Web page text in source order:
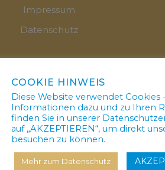
Impressum
Datenschutz
COOKIE HINWEIS
Diese Website verwendet Cookies
Informationen dazu und zu Ihren
finden Sie in unserer
auf „AKZEPTIEREN“, um direkt
besuchen zu können.
Mehr zum Datenschutz